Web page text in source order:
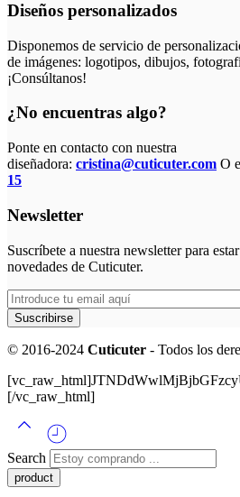
Diseños personalizados
Disponemos de servicio de
de imágenes: logotipos, dibujos,
¡Consúltanos!
¿No encuentras algo?
Ponte en contacto con nuestra
diseñadora: cristina@cuticuter.com O
15
Newsletter
Suscríbete a nuestra newsletter para
novedades de Cuticuter.
© 2016-2024 Cuticuter - Todos los
[/vc_raw_html]
Search